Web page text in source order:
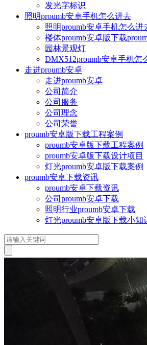
发光字标识
照明proumb安卓手机怎么进去
照明proumb安卓手机怎么进
楼体proumb安卓版下载
园林景观灯
DMX512proumb安卓手机怎
走进proumb安卓
走进proumb安卓
公司简介
公司服务
公司理念
公司荣誉
proumb安卓版下载工程案例
proumb安卓版下载工程案例
proumb安卓版下载设计项目
灯光proumb安卓版下载案例
proumb安卓下载资讯
proumb安卓下载资讯
公司proumb安卓下载
照明行业proumb安卓下载
灯光proumb安卓版下载小知